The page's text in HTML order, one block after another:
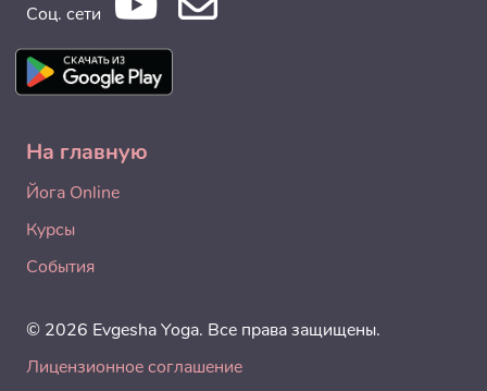
Соц. сети
На главную
Йога Online
Курсы
События
© 2026 Evgesha Yoga. Все права защищены.
Лицензионное соглашение